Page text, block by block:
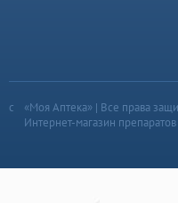
«Моя Аптека» | Все права
Интернет-магазин